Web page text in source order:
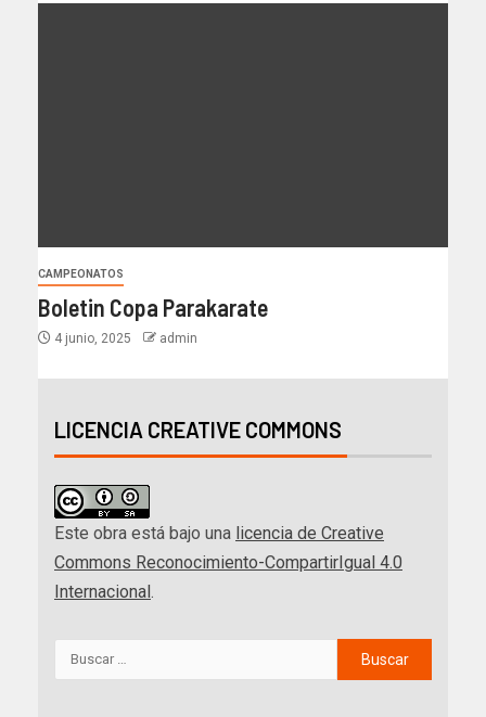
CAMPEONATOS
Boletin Copa Parakarate
4 junio, 2025 admin
LICENCIA CREATIVE COMMONS
Este obra está bajo una licencia de Creative
Commons Reconocimiento-CompartirIgual 4.0
Internacional